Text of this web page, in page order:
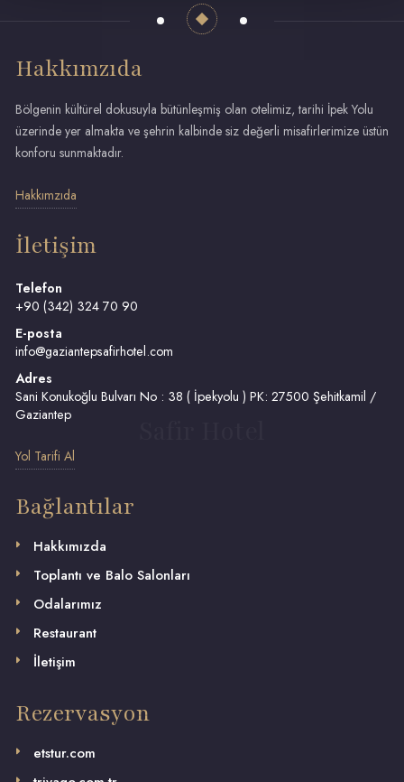
Hakkımzıda
Bölgenin kültürel dokusuyla bütünleşmiş olan otelimiz, tarihi İpek Yolu
üzerinde yer almakta ve şehrin kalbinde siz değerli misafirlerimize üstün
konforu sunmaktadır.
Hakkımzıda
İletişim
Telefon
+90 (342) 324 70 90
E-posta
info@gaziantepsafirhotel.com
Adres
Sani Konukoğlu Bulvarı No : 38 ( İpekyolu ) PK: 27500 Şehitkamil /
Gaziantep
Yol Tarifi Al
Bağlantılar
Hakkımızda
Toplantı ve Balo Salonları
Odalarımız
Restaurant
İletişim
Rezervasyon
etstur.com